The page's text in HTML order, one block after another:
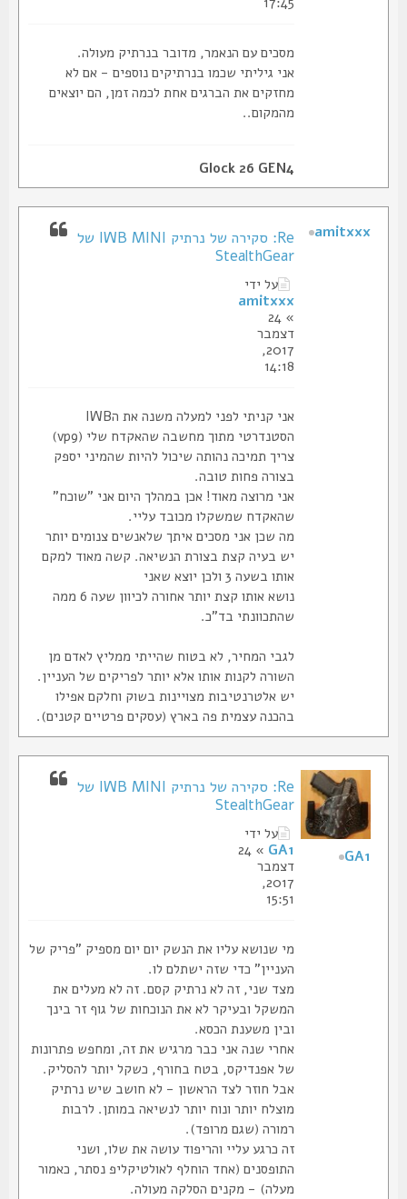
מסכים עם הנאמר, מדובר בנרתיק מעולה.
אני גיליתי שכמו בנרתיקים נוספים - אם לא
מחזקים את הברגים אחת לכמה זמן, הם יוצאים
מהמקום..
Glock 26 GEN4
Re: סקירה של נרתיק IWB MINI של
StealthGear
על ידי
amitxxx
דצמבר
2017,
14:18
אני קניתי לפני למעלה משנה את הIWB
הסטנדרטי מתוך מחשבה שהאקדח שלי (vp9)
צריך תמיכה נהותה שיכול להיות שהמיני יספק
בצורה פחות טובה.
אני מרוצה מאוד! אכן במהלך היום אני "שוכח"
שהאקדח שמשקלו מכובד עליי.
מה שכן אני מסכים איתך שלאנשים צנומים יותר
יש בעיה קצת בצורת הנשיאה. קשה מאוד למקם
אותו בשעה 3 ולכן יוצא שאני
נושא אותו קצת יותר אחורה לכיוון שעה 6 ממה
שהתכוונתי בד"כ.
לגבי המחיר, לא בטוח שהייתי ממליץ לאדם מן
השורה לקנות אותו אלא יותר לפריקים של העניין.
יש אלטרנטיבות מצויינות בשוק וחלקם אפילו
בהכנה עצמית פה בארץ (עסקים פרטיים קטנים).
amitxxx
Re: סקירה של נרתיק IWB MINI של
StealthGear
על ידי
» 24
דצמבר
2017,
מי שנושא עליו את הנשק יום יום מספיק "פריק של
העניין" כדי שזה ישתלם לו.
מצד שני, זה לא נרתיק קסם. זה לא מעלים את
המשקל ובעיקר לא את הנוכחות של גוף זר בינך
ובין משענת הכסא.
אחרי שנה אני כבר מרגיש את זה, ומחפש פתרונות
של אפנדיקס, בטח בחורף, כשקל יותר להסליק.
אבל חוזר לצד הראשון - לא חושב שיש נרתיק
מוצלח יותר ונוח יותר לנשיאה במותן. לרבות
רמורה (שגם מרופד).
זה כרגע עליי והריפוד עושה את שלו, ושני
התופסנים (אחד הוחלף לאולטיקליפ נסתר, כאמור
מעלה) - מקנים הסלקה מעולה.